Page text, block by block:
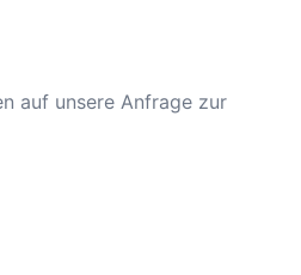
auf unsere Anfrage zur